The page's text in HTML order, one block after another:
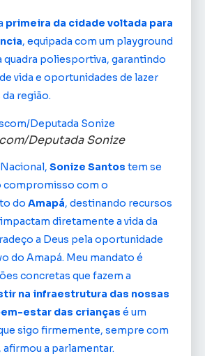
primeira da cidade voltada para
, equipada com um playground
quadra poliesportiva, garantindo
vida e oportunidades de lazer
região.
Deputada Sonize
Sonize Santos tem se
compromisso com o
do Amapá, destinando recursos
diretamente a vida da
a Deus pela oportunidade
do Amapá. Meu mandato é
concretas que fazem a
na infraestrutura das nossas
estar das crianças é um
sigo firmemente, sempre com
afirmou a parlamentar.